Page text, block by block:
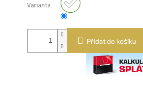
Varianta
Přidat do košíku